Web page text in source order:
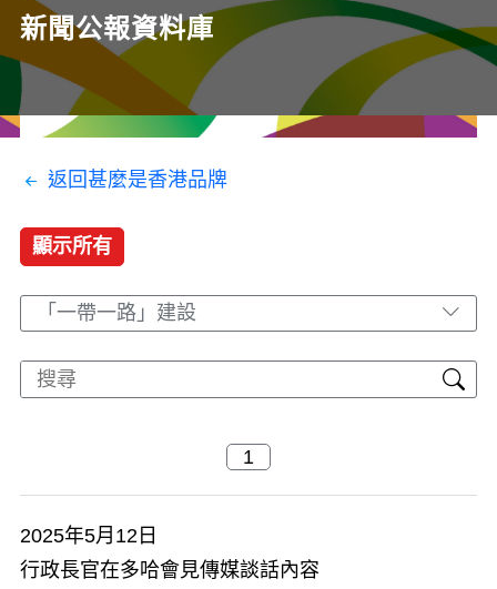
新聞公報資料庫
返回甚麼是香港品牌
顯示所有
「一帶一路」建設
2025年5月12日
行政長官在多哈會見傳媒談話內容